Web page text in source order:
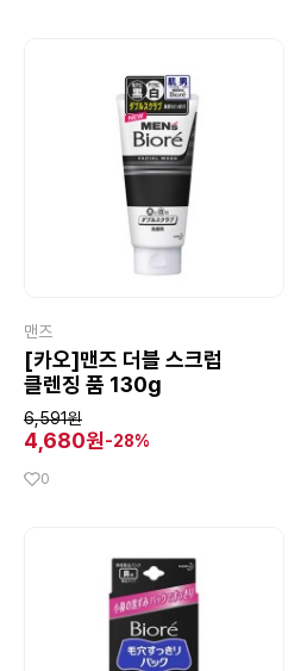
맨즈
[카오]맨즈 더블 스크럽
클렌징 품 130g
6,591원
4,680원-28%
0